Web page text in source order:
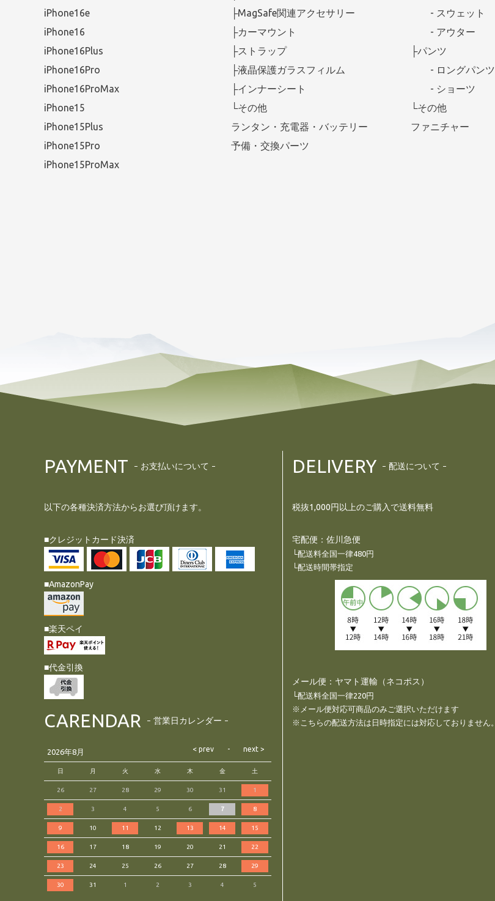
iPhone16e
iPhone16
iPhone16Plus
iPhone16Pro
iPhone16ProMax
iPhone15
iPhone15Plus
iPhone15Pro
iPhone15ProMax
├MagSafe関連アクセサリー
├カーマウント
├ストラップ
├液晶保護ガラスフィルム
├インナーシート
└その他
ランタン・充電器・バッテリー
予備・交換パーツ
- スウェット
- アウター
├パンツ
- ロングパンツ
- ショーツ
└その他
ファニチャー
PAYMENT お支払いについて
以下の各種決済方法からお選び頂けます。
■クレジットカード決済
■AmazonPay
■楽天ペイ
■代金引換
CARENDAR 営業日カレンダー
2026年8月
日 月 火 水 木 金 土
26 27 28 29 30 31 1
2 3 4 5 6 7 8
9 10 11 12 13 14 15
16 17 18 19 20 21 22
23 24 25 26 27 28 29
30 31 1 2 3 4 5
DELIVERY 配送について
税抜1,000円以上のご購入で送料無料
宅配便：佐川急便
└配送料全国一律480円
└配送時間帯指定
メール便：ヤマト運輸（ネコポス）
└配送料全国一律220円
※メール便対応可商品のみご選択いただけます
※こちらの配送方法は日時指定には対応しておりません。